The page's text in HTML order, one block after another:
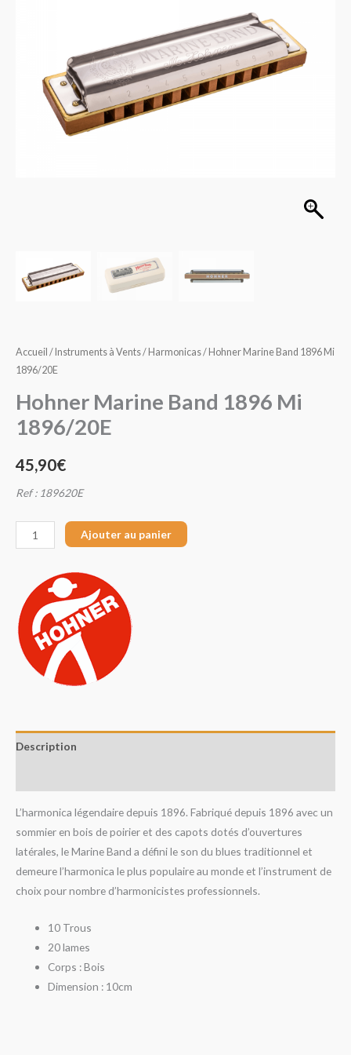
Accueil / Instruments à Vents/ Harmonicas/ Hohner Marine Band 1896 Mi
1896/20E
Hohner Marine Band 1896 Mi
1896/20E
45,90€
Ref : 189620E
Ajouter au panier
Description
L’harmonica légendaire depuis 1896. Fabriqué depuis 1896 avec un
sommier en bois de poirier et des capots dotés d’ouvertures
latérales, le Marine Band a défini le son du blues traditionnel et
demeure l’harmonica le plus populaire au monde et l’instrument de
choix pour nombre d’harmonicistes professionnels.
10 Trous
20 lames
Corps : Bois
Dimension : 10cm